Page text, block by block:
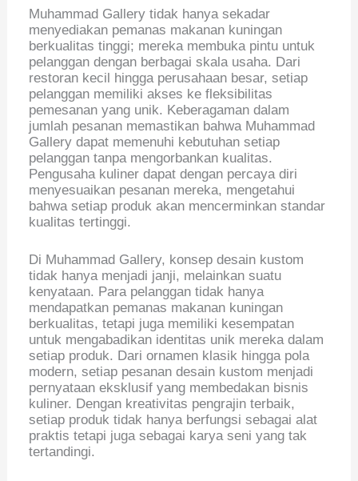
Muhammad Gallery tidak hanya sekadar
menyediakan pemanas makanan kuningan
berkualitas tinggi; mereka membuka pintu untuk
pelanggan dengan berbagai skala usaha. Dari
restoran kecil hingga perusahaan besar, setiap
pelanggan memiliki akses ke fleksibilitas
pemesanan yang unik. Keberagaman dalam
jumlah pesanan memastikan bahwa Muhammad
Gallery dapat memenuhi kebutuhan setiap
pelanggan tanpa mengorbankan kualitas.
Pengusaha kuliner dapat dengan percaya diri
menyesuaikan pesanan mereka, mengetahui
bahwa setiap produk akan mencerminkan standar
kualitas tertinggi.
Di Muhammad Gallery, konsep desain kustom
tidak hanya menjadi janji, melainkan suatu
kenyataan. Para pelanggan tidak hanya
mendapatkan pemanas makanan kuningan
berkualitas, tetapi juga memiliki kesempatan
untuk mengabadikan identitas unik mereka dalam
setiap produk. Dari ornamen klasik hingga pola
modern, setiap pesanan desain kustom menjadi
pernyataan eksklusif yang membedakan bisnis
kuliner. Dengan kreativitas pengrajin terbaik,
setiap produk tidak hanya berfungsi sebagai alat
praktis tetapi juga sebagai karya seni yang tak
tertandingi.